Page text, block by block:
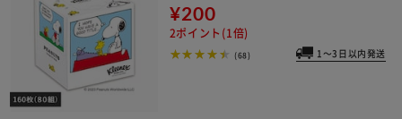
¥200
2ポイント(1倍)
(68) 1～3日以内発送